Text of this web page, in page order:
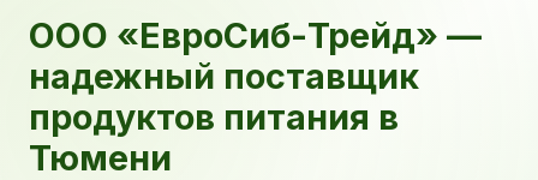
ООО «ЕвроСиб-Трейд» —
надежный поставщик
продуктов питания в
Тюмени